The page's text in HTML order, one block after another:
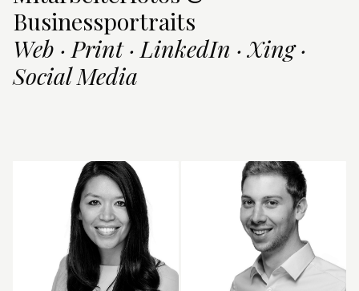
Businessportraits
Web · Print · LinkedIn · Xing ·
Social Media